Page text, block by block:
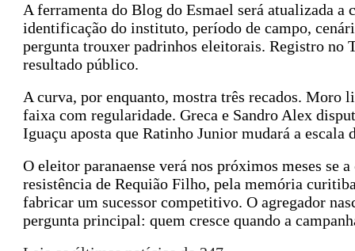
A ferramenta do Blog do Esmael será atualizada a
identificação do instituto, período de campo,
pergunta trouxer padrinhos eleitorais. Registro no
resultado público.
A curva, por enquanto, mostra três recados. Moro
faixa com regularidade. Greca e Sandro Alex
Iguaçu aposta que Ratinho Junior mudará a escala
O eleitor paranaense verá nos próximos meses
resistência de Requião Filho, pela memória
fabricar um sucessor competitivo. O agregador
pergunta principal: quem cresce quando a